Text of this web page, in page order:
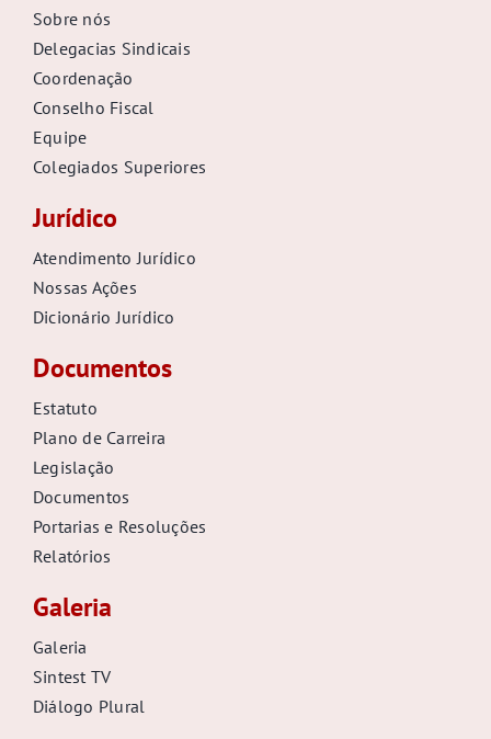
Sobre nós
Delegacias Sindicais
Coordenação
Conselho Fiscal
Equipe
Colegiados Superiores
Jurídico
Atendimento Jurídico
Nossas Ações
Dicionário Jurídico
Documentos
Estatuto
Plano de Carreira
Legislação
Documentos
Portarias e Resoluções
Relatórios
Galeria
Galeria
Sintest TV
Diálogo Plural